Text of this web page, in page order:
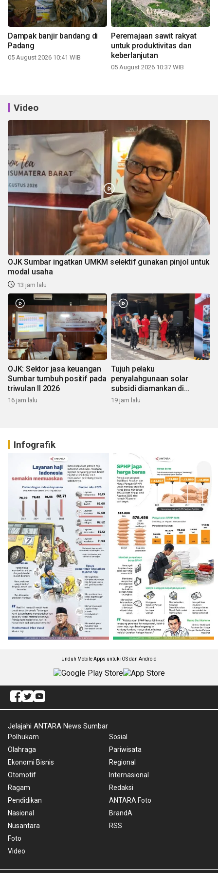
Dampak banjir bandang di
Padang
05 August 2026 10:41 WIB
Peremajaan sawit rakyat
untuk produktivitas dan
keberlanjutan
05 August 2026 10:37 WIB
Video
OJK Sumbar ingatkan UMKM selektif gunakan pinjol untuk
modal usaha
13 jam lalu
OJK: Sektor jasa keuangan
Sumbar tumbuh positif pada
triwulan II 2026
16 jam lalu
Tujuh pelaku
penyalahgunaan solar
subsidi diamankan di
Sumbar
19 jam lalu
Infografik
Unduh Mobile Apps untuk iOS dan Android
Jelajahi ANTARA News Sumbar
Polhukam
Olahraga
Ekonomi Bisnis
Otomotif
Ragam
Pendidikan
Nasional
Nusantara
Foto
Video
Sosial
Pariwisata
Regional
Internasional
Redaksi
ANTARA Foto
BrandA
RSS